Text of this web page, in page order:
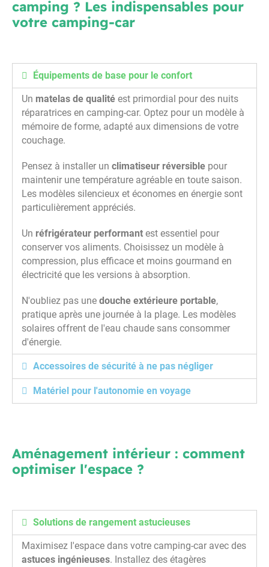
camping ? Les indispensables pour
votre camping-car
Équipements de base pour le confort
Un matelas de qualité est primordial pour des nuits
réparatrices en camping-car. Optez pour un modèle à
mémoire de forme, adapté aux dimensions de votre
couchage.
Pensez à installer un climatiseur réversible pour
maintenir une température agréable en toute saison.
Les modèles silencieux et économes en énergie sont
particulièrement appréciés.
Un réfrigérateur performant est essentiel pour
conserver vos aliments. Choisissez un modèle à
compression, plus efficace et moins gourmand en
électricité que les versions à absorption.
N'oubliez pas une douche extérieure portable,
pratique après une journée à la plage. Les modèles
solaires offrent de l'eau chaude sans consommer
d'énergie.
Accessoires de sécurité à ne pas négliger
Matériel pour l'autonomie en voyage
Aménagement intérieur : comment
optimiser l'espace ?
Solutions de rangement astucieuses
Maximisez l'espace dans votre camping-car avec des
astuces ingénieuses. Installez des étagères